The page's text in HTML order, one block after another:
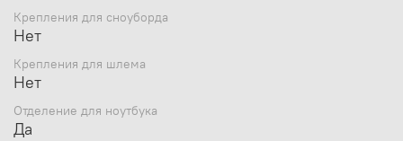
Крепления для сноуборда
Нет
Крепления для шлема
Нет
Отделение для ноутбука
Да